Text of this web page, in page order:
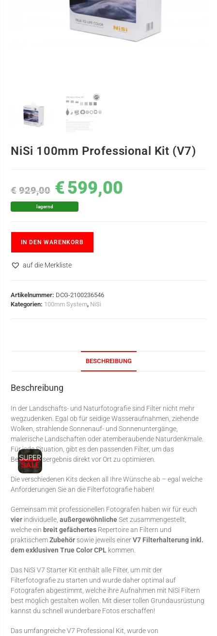
NiSi 100mm Professional Kit (V7)
€ 929,00 €599,00
lagernd
IN DEN WARENKORB
auf die Merkliste
Artikelnummer: DCG-2100236546
Kategorien: 100mm System, NiSi
BESCHREIBUNG
Beschreibung
In der Landschafts- und Naturfotografie sind Filter nicht mehr
wegzudenken. Egal ob für seidige Wasseraufnahmen, ziehende
Wolken, strahlende Sonnenauf- und Sonnenuntergänge,
malerische Landschaften oder atemberaubende Naturdenkmale.
Für jede Situation, gibt es den passenden Filter, um das
Belichtungsergebnis direkt vor Ort zu optimieren.
Die verschiedenen Kits decken all Ihre Wünsche ab – egal welche
Anforderungen Sie an die Filterfotografie haben!
Gemeinsam mit professionellen Fotografen haben wir für euch
vier individuelle,außergewöhnliche Set zusammengestellt,
welche ein breit gefächertes Repertoire an Filtern und
praktischemZubehör sowie jeweils einerV7 Filterhalterung inkl.
dem exklusiven True Color CPL kommen.
Das NiSi V7 Starter Kit enthält alle Filter, um mit der
Filterfotografie zu starten und wurde daher optimal auf
Fotografen abgestimmt, welche ihre Aufnahmen mit NiSi Filtern
best möglich gestalten wollen. Mit dieser tollen Grundausrüstung
kannst du schnell wunderbare Fotos erschaffen!
Das umfangreiche V7 Professional Kit, wurde von